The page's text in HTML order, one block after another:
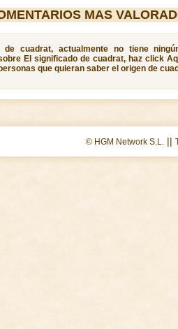
MAS
de cuadrat, actualmente no tiene
El significado de cuadrat, haz click
que quieran saber el origen de
© HGM Network S.L. ||